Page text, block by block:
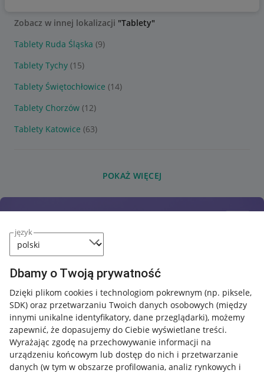
język
Dbamy o Twoją prywatność
Dzięki plikom cookies i technologiom pokrewnym (np. piksele,
SDK) oraz przetwarzaniu Twoich danych osobowych (między
innymi unikalne identyfikatory, dane przeglądarki), możemy
zapewnić, że dopasujemy do Ciebie wyświetlane treści.
Wyrażając zgodę na przechowywanie informacji na
urządzeniu końcowym lub dostęp do nich i przetwarzanie
danych (w tym w obszarze profilowania, analiz rynkowych i
Zobacz w innej lokalizacji "Tablety"
Tablety Ruda Śląska (9)
Tablety Tychy (15)
Tablety Świętochłowice (14)
Tablety Chorzów (12)
Tablety Katowice (63)
POKAŻ WIĘCEJ